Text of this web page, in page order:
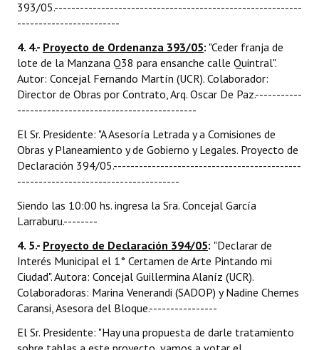
393/05.----------------------------------------------------------
------------------------
4. 4.- Proyecto de Ordenanza 393/05: "Ceder franja de
lote de la Manzana Q38 para ensanche calle Quintral".
Autor: Concejal Fernando Martín (UCR). Colaborador:
Director de Obras por Contrato, Arq. Oscar De Paz.-----------
------------------------------------------
El Sr. Presidente: "A Asesoría Letrada y a Comisiones de
Obras y Planeamiento y de Gobierno y Legales. Proyecto de
Declaración 394/05.--------------------------------------------
--------------------------------------
Siendo las 10:00 hs. ingresa la Sra. Concejal García
Larraburu.--------
4. 5.- Proyecto de Declaración 394/05: "Declarar de
Interés Municipal el 1° Certamen de Arte Pintando mi
Ciudad". Autora: Concejal Guillermina Alaníz (UCR).
Colaboradoras: Marina Venerandi (SADOP) y Nadine Chemes
Caransi, Asesora del Bloque.----------------
El Sr. Presidente: "Hay una propuesta de darle tratamiento